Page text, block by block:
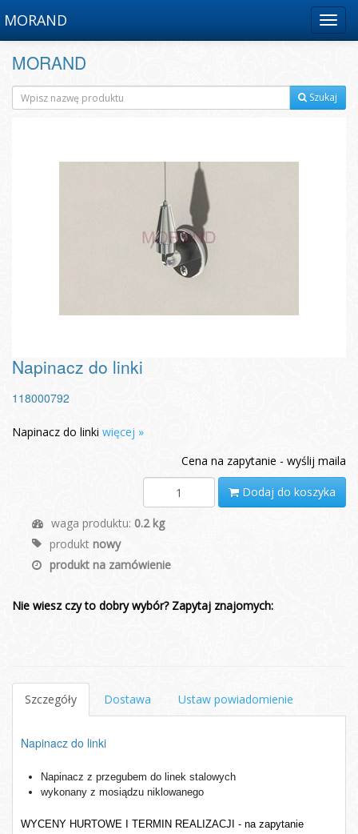
Menu
MORAND
MORAND
Szukaj
Napinacz do linki
118000792
Napinacz do linki więcej »
Cena na zapytanie - wyślij maila
Dodaj do koszyka
waga produktu: 0.2 kg
produkt nowy
produkt na zamówienie
Nie wiesz czy to dobry wybór? Zapytaj znajomych:
Szczegóły Dostawa Ustaw powiadomienie
Napinacz do linki
Napinacz z przegubem do linek stalowych
wykonany z mosiądzu niklowanego
WYCENY HURTOWE I TERMIN REALIZACJI - na zapytanie